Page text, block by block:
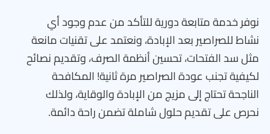
نوفر خدمة متابعة دورية للتأكد من عدم وجود أي
نشاط للصراصير بعد الإبادة، ونعتمد على تقنيات مانعة
مثل سد الفتحات، تحسين أنظمة الصرف، وتقديم نصائح
لكيفية تجنب عودة الصراصير مرة ثانية! المكافحة
الناجحة تحتاج إلى مزيج من الإبادة والوقاية، ولذلك
نحرص على تقديم حلول شاملة تضمن راحة دائمة.